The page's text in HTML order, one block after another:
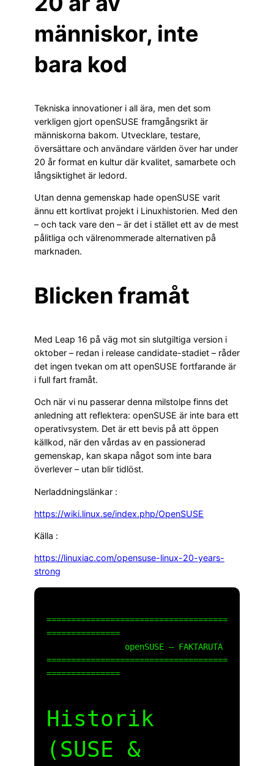
människor, inte
bara kod
Tekniska innovationer i all ära, men det som
verkligen gjort openSUSE framgångsrikt är
människorna bakom. Utvecklare, testare,
översättare och användare världen över har under
20 år format en kultur där kvalitet, samarbete och
långsiktighet är ledord.
Utan denna gemenskap hade openSUSE varit
ännu ett kortlivat projekt i Linuxhistorien. Med den
– och tack vare den – är det i stället ett av de mest
pålitliga och välrenommerade alternativen på
marknaden.
Blicken framåt
Med Leap 16 på väg mot sin slutgiltiga version i
oktober – redan i release candidate-stadiet – råder
det ingen tvekan om att openSUSE fortfarande är
i full fart framåt.
Och när vi nu passerar denna milstolpe finns det
anledning att reflektera: openSUSE är inte bara ett
operativsystem. Det är ett bevis på att öppen
källkod, när den vårdas av en passionerad
gemenskap, kan skapa något som inte bara
överlever – utan blir tidlöst.
Nerladdningslänkar :
https://wiki.linux.se/index.php/OpenSUSE
Källa :
https://linuxiac.com/opensuse-linux-20-years-
strong
=====================================
===============
=====================================
===============
Historik
(SUSE &